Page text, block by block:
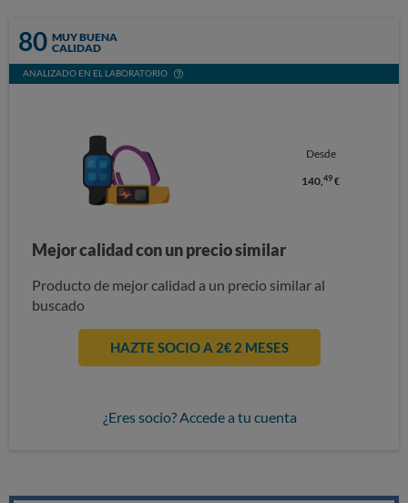
80 MUY BUENA
CALIDAD
ANALIZADO EN EL LABORATORIO
Desde
140,49 €
Mejor calidad con un precio similar
Producto de mejor calidad a un precio similar al
buscado
HAZTE SOCIO A 2€ 2 MESES
¿Eres socio? Accede a tu cuenta